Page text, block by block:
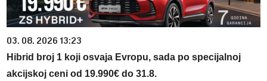
03. 08. 2026 13:23
Hibrid broj 1 koji osvaja Evropu, sada po specijalnoj
akcijskoj ceni od 19.990€ do 31.8.